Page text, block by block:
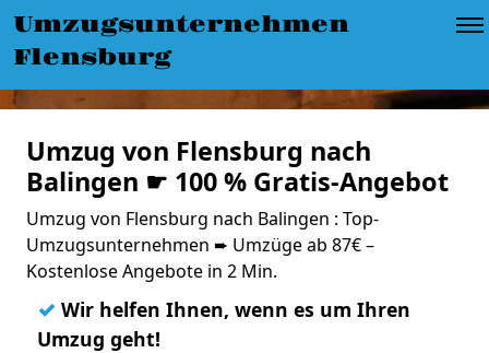
Umzugsunternehmen
Flensburg
Umzug von Flensburg nach
Balingen ☛ 100 % Gratis-Angebot
Umzug von Flensburg nach Balingen : Top-
Umzugsunternehmen ➨ Umzüge ab 87€ –
Kostenlose Angebote in 2 Min.
✓ Wir helfen Ihnen, wenn es um Ihren
Umzug geht!